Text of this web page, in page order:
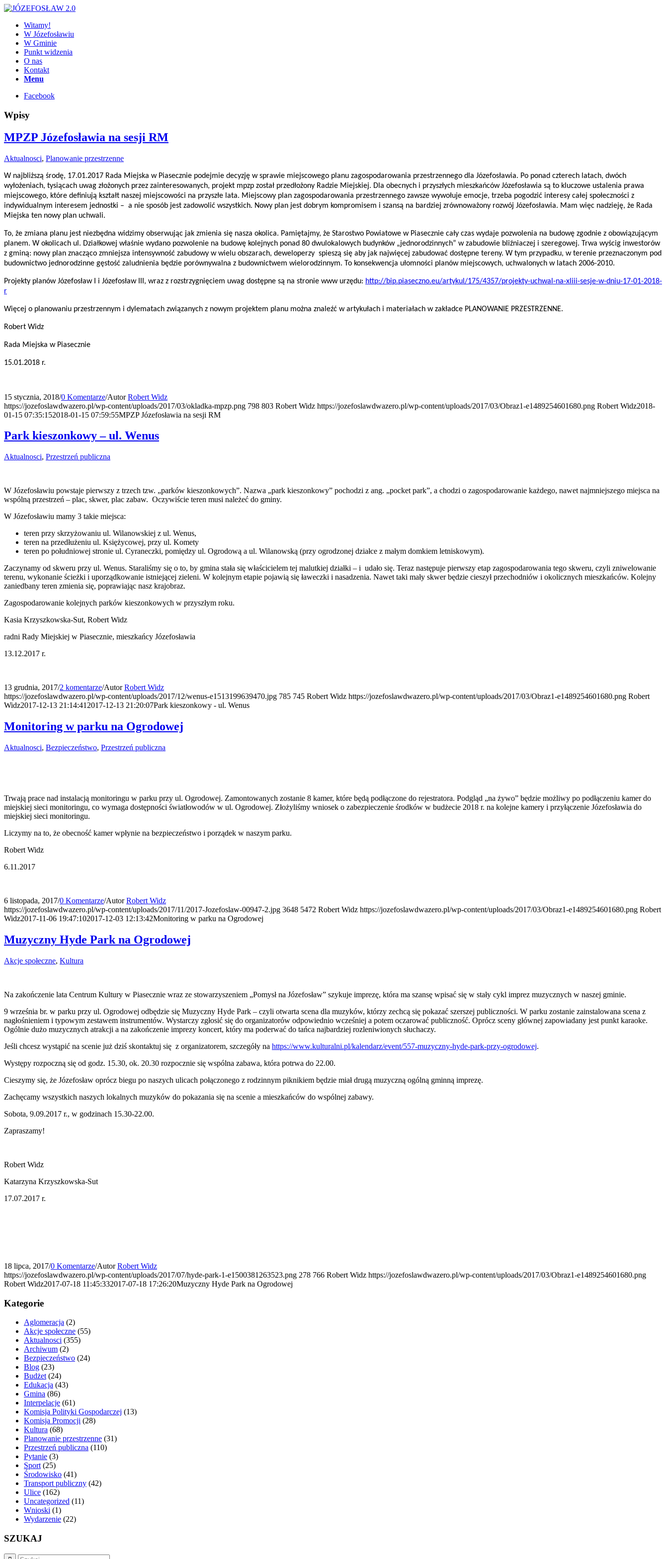
Witamy!
W Józefosławiu
W Gminie
Punkt widzenia
O nas
Kontakt
Menu
Facebook
Wpisy
MPZP Józefosławia na sesji RM
Aktualnosci, Planowanie przestrzenne
W najbliższą środę, 17.01.2017 Rada Miejska w Piasecznie podejmie decyzję w sprawie miejscowego planu zagospodarowania przestrzennego dla Józefosławia. Po ponad czterech latach, dwóch
wyłożeniach, tysiącach uwag złożonych przez zainteresowanych, projekt mpzp został przedłożony Radzie Miejskiej. Dla obecnych i przyszłych mieszkańców Józefosławia są to kluczowe ustalenia prawa
miejscowego, które definiują kształt naszej miejscowości na przyszłe lata. Miejscowy plan zagospodarowania przestrzennego zawsze wywołuje emocje, trzeba pogodzić interesy całej społeczności z
indywidualnym interesem jednostki – a nie sposób jest zadowolić wszystkich. Nowy plan jest dobrym kompromisem i szansą na bardziej zrównoważony rozwój Józefosławia. Mam więc nadzieję, że Rada
Miejska ten nowy plan uchwali.
To, że zmiana planu jest niezbędna widzimy obserwując jak zmienia się nasza okolica. Pamiętajmy, że Starostwo Powiatowe w Piasecznie cały czas wydaje pozwolenia na budowę zgodnie z obowiązującym
planem. W okolicach ul. Działkowej właśnie wydano pozwolenie na budowę kolejnych ponad 80 dwulokalowych budynków „jednorodzinnych” w zabudowie bliźniaczej i szeregowej. Trwa wyścig inwestorów
z gminą: nowy plan znacząco zmniejsza intensywność zabudowy w wielu obszarach, deweloperzy spieszą się aby jak najwięcej zabudować dostępne tereny. W tym przypadku, w terenie przeznaczonym pod
budownictwo jednorodzinne gęstość zaludnienia będzie porównywalna z budownictwem wielorodzinnym. To konsekwencja ułomności planów miejscowych, uchwalonych w latach 2006-2010.
Projekty planów Józefosław I i Józefosław III, wraz z rozstrzygnięciem uwag dostępne są na stronie www urzędu: http://bip.piaseczno.eu/artykul/175/4357/projekty-uchwal-na-xliii-sesje-w-dniu-17-01-2018-
r
Więcej o planowaniu przestrzennym i dylematach związanych z nowym projektem planu można znaleźć w artykułach i materiałach w zakładce PLANOWANIE PRZESTRZENNE.
Robert Widz
Rada Miejska w Piasecznie
15.01.2018 r.
15 stycznia, 2018/0 Komentarze/AutorRobert Widz
https://jozefoslawdwazero.pl/wp-content/uploads/2017/03/okladka-mpzp.png 798 803 Robert Widz https://jozefoslawdwazero.pl/wp-content/uploads/2017/03/Obraz1-e1489254601680.png Robert Widz2018-
01-15 07:35:152018-01-15 07:59:55MPZP Józefosławia na sesji RM
Park kieszonkowy – ul. Wenus
Aktualnosci, Przestrzeń publiczna
W Józefosławiu powstaje pierwszy z trzech tzw. „parków kieszonkowych”. Nazwa „park kieszonkowy” pochodzi z ang. „pocket park”, a chodzi o zagospodarowanie każdego, nawet najmniejszego miejsca na
wspólną przestrzeń – plac, skwer, plac zabaw. Oczywiście teren musi należeć do gminy.
W Józefosławiu mamy 3 takie miejsca:
teren przy skrzyżowaniu ul. Wilanowskiej z ul. Wenus,
teren na przedłużeniu ul. Księżycowej, przy ul. Komety
teren po południowej stronie ul. Cyraneczki, pomiędzy ul. Ogrodową a ul. Wilanowską (przy ogrodzonej działce z małym domkiem letniskowym).
Zaczynamy od skweru przy ul. Wenus. Staraliśmy się o to, by gmina stała się właścicielem tej malutkiej działki – i udało się. Teraz następuje pierwszy etap zagospodarowania tego skweru, czyli zniwelowanie
terenu, wykonanie ścieżki i uporządkowanie istniejącej zieleni. W kolejnym etapie pojawią się ławeczki i nasadzenia. Nawet taki mały skwer będzie cieszył przechodniów i okolicznych mieszkańców. Kolejny
zaniedbany teren zmienia się, poprawiając nasz krajobraz.
Zagospodarowanie kolejnych parków kieszonkowych w przyszłym roku.
Kasia Krzyszkowska-Sut, Robert Widz
radni Rady Miejskiej w Piasecznie, mieszkańcy Józefosławia
13.12.2017 r.
13 grudnia, 2017/2 komentarze/AutorRobert Widz
https://jozefoslawdwazero.pl/wp-content/uploads/2017/12/wenus-e1513199639470.jpg 785 745 Robert Widz https://jozefoslawdwazero.pl/wp-content/uploads/2017/03/Obraz1-e1489254601680.png Robert
Widz2017-12-13 21:14:41 2017-12-13 21:20:07Park kieszonkowy - ul. Wenus
Monitoring w parku na Ogrodowej
Aktualnosci, Bezpieczeństwo, Przestrzeń publiczna
Trwają prace nad instalacją monitoringu w parku przy ul. Ogrodowej. Zamontowanych zostanie 8 kamer, które będą podłączone do rejestratora. Podgląd „na żywo” będzie możliwy po podłączeniu kamer do
miejskiej sieci monitoringu, co wymaga dostępności światłowodów w ul. Ogrodowej. Złożyliśmy wniosek o zabezpieczenie środków w budżecie 2018 r. na kolejne kamery i przyłączenie Józefosławia do
miejskiej sieci monitoringu.
Liczymy na to, że obecność kamer wpłynie na bezpieczeństwo i porządek w naszym parku.
Robert Widz
6.11.2017
6 listopada, 2017/0 Komentarze/AutorRobert Widz
https://jozefoslawdwazero.pl/wp-content/uploads/2017/11/2017-Jozefoslaw-00947-2.jpg 3648 5472 Robert Widz https://jozefoslawdwazero.pl/wp-content/uploads/2017/03/Obraz1-e1489254601680.png Robert
Widz2017-11-06 19:47:102017-12-03 12:13:42Monitoring w parku na Ogrodowej
Muzyczny Hyde Park na Ogrodowej
Akcje społeczne, Kultura
Na zakończenie lata Centrum Kultury w Piasecznie wraz ze stowarzyszeniem „Pomysł na Józefosław” szykuje imprezę, która ma szansę wpisać się w stały cykl imprez muzycznych w naszej gminie.
9 września br. w parku przy ul. Ogrodowej odbędzie się Muzyczny Hyde Park – czyli otwarta scena dla muzyków, którzy zechcą się pokazać szerszej publiczności. W parku zostanie zainstalowana scena z
nagłośnieniem i typowym zestawem instrumentów. Wystarczy zgłosić się do organizatorów odpowiednio wcześniej a potem oczarować publiczność. Oprócz sceny głównej zapowiadany jest punkt karaoke.
Ogólnie dużo muzycznych atrakcji a na zakończenie imprezy koncert, który ma poderwać do tańca najbardziej rozleniwionych słuchaczy.
Jeśli chcesz wystąpić na scenie już dziś skontaktuj się z organizatorem, szczegóły na https://www.kulturalni.pl/kalendarz/event/557-muzyczny-hyde-park-przy-ogrodowej.
Występy rozpoczną się od godz. 15.30, ok. 20.30 rozpocznie się wspólna zabawa, która potrwa do 22.00.
Cieszymy się, że Józefosław oprócz biegu po naszych ulicach połączonego z rodzinnym piknikiem będzie miał drugą muzyczną ogólną gminną imprezę.
Zachęcamy wszystkich naszych lokalnych muzyków do pokazania się na scenie a mieszkańców do wspólnej zabawy.
Sobota, 9.09.2017 r., w godzinach 15.30-22.00.
Zapraszamy!
Robert Widz
Katarzyna Krzyszkowska-Sut
17.07.2017 r.
18 lipca, 2017/0 Komentarze/AutorRobert Widz
https://jozefoslawdwazero.pl/wp-content/uploads/2017/07/hyde-park-1-e1500381263523.png 278 766 Robert Widz https://jozefoslawdwazero.pl/wp-content/uploads/2017/03/Obraz1-e1489254601680.png
Robert Widz2017-07-18 11:45:332017-07-18 17:26:20Muzyczny Hyde Park na Ogrodowej
Kategorie
Aglomeracja (2)
Akcje społeczne (55)
Aktualnosci (355)
Archiwum (2)
Bezpieczeństwo (24)
Blog (23)
Budżet(24)
Edukacja (43)
Gmina (86)
Interpelacje (61)
Komisja Polityki Gospodarczej (13)
Komisja Promocji (28)
Kultura (68)
Planowanie przestrzenne (31)
Przestrzeń publiczna (110)
Pytanie (3)
Sport(25)
Środowisko (41)
Transport publiczny (42)
Ulice (162)
Uncategorized (11)
Wnioski (1)
Wydarzenie (22)
SZUKAJ